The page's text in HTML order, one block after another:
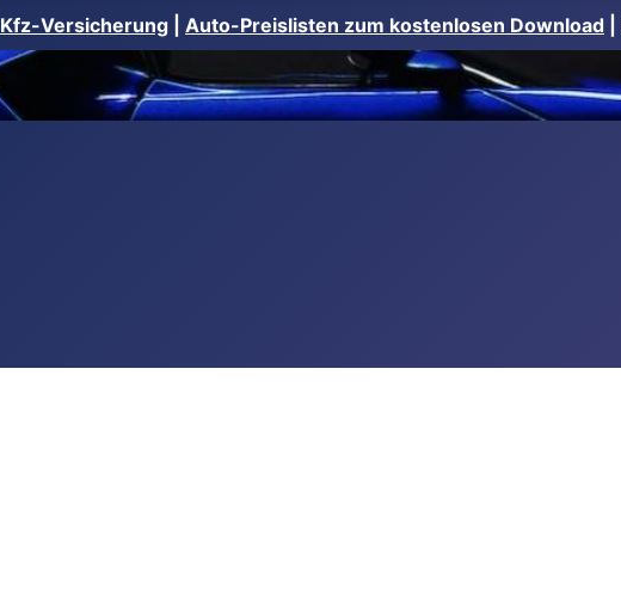
Kfz-Versicherung Auto-Preislisten zum kostenlosen Download